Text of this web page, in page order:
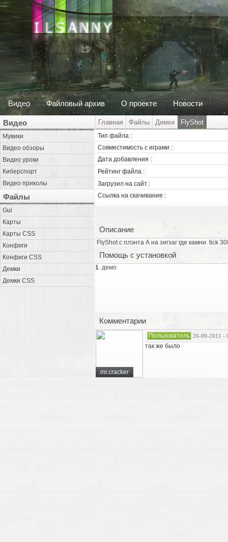
Видео Файловый архив О проекте Новости
Видео
Мувики
Видео обзоры
Видео уроки
Киберспорт
Видео приколы
Файлы
Gui
Карты
Карты CSS
Конфиги
Конфиги CSS
Демки
Демки CSS
Главная Файлы Демки FlyShot
Тип файла :
Совместимость с играми :
Дата добавления :
Рейтинг файла :
Загрузил на сайт :
Ссылка на скачивание :
Описание
FlyShot с плэнта А на зигзаг где камни. tick
Помощь с установкой
1. демо
Комментарии
mr.cracker
Пользователь 26-09-2011 -
так же было